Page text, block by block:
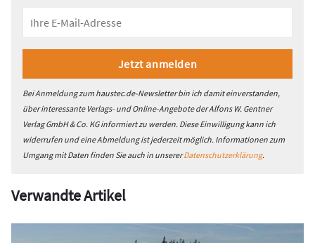
Bei Anmeldung zum haustec.de-Newsletter bin ich damit einverstanden,
über interessante Verlags- und Online-Angebote der Alfons W. Gentner
Verlag GmbH & Co. KG informiert zu werden. Diese Einwilligung kann ich
widerrufen und eine Abmeldung ist jederzeit möglich. Informationen zum
Umgang mit Daten finden Sie auch in unsererDatenschutzerklärung.
Verwandte Artikel